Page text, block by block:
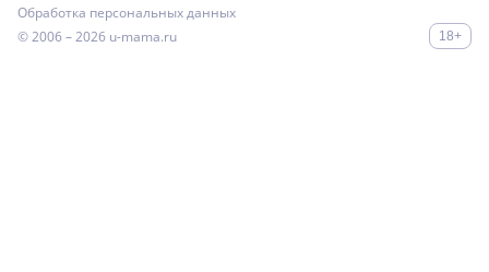
Обработка персональных данных
© 2006 – 2026 u-mama.ru 18+